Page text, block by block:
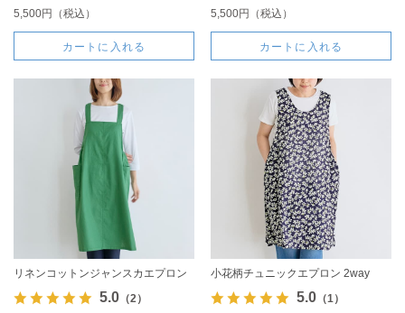
5,500円（税込）
カートに入れる
5,500円（税込）
カートに入れる
リネンコットンジャンスカエプロン
5.0（2）
小花柄チュニックエプロン 2way
5.0（1）